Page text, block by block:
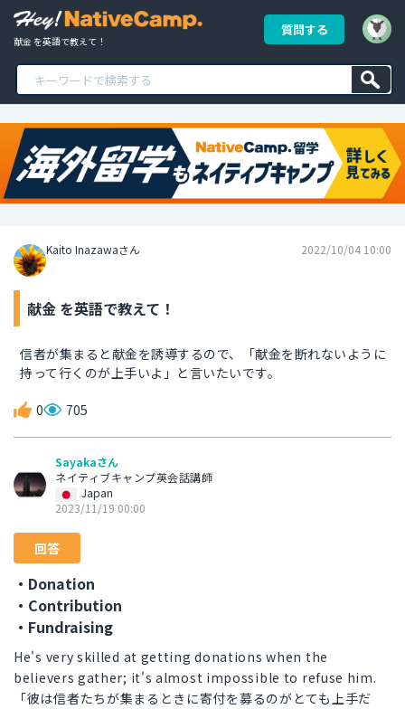
献金 を英語で教えて！
質問する
Kaito Inazawaさん 2022/10/04 10:00
献金 を英語で教えて！
信者が集まると献金を誘導するので、「献金を断れないように
持って行くのが上手いよ」と言いたいです。
0 705
Sayakaさん
ネイティブキャンプ英会話講師
Japan
2023/11/19 00:00
回答
・Donation
・Contribution
・Fundraising
He's very skilled at getting donations when the
believers gather; it's almost impossible to refuse him.
「彼は信者たちが集まるときに寄付を募るのがとても上手だ